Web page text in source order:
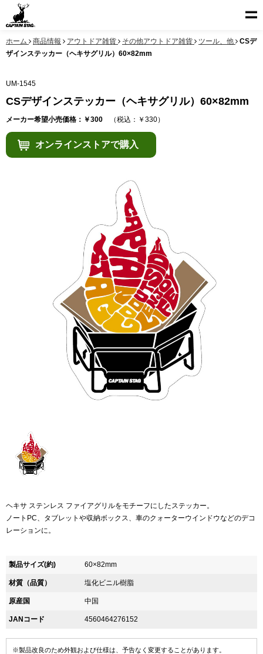
ホーム 商品情報 アウトドア雑貨 その他アウトドア雑貨 ツール、他
CSデ
ザインステッカー（ヘキサグリル）60×82mm
UM-1545
CSデザインステッカー（ヘキサグリル）60×82mm
メーカー希望小売価格：￥300 （税込：￥330）
オンラインストアで購入
ヘキサ ステンレス ファイアグリルをモチーフにしたステッカー。
ノートPC、タブレットや収納ボックス、車のクォーターウインドウなどのデコ
レーションに。
製品サイズ(約) 60×82mm
材質（品質） 塩化ビニル樹脂
原産国 中国
JANコード 4560464276152
※製品改良のため外観および仕様は、予告なく変更することがあります。